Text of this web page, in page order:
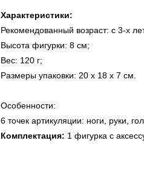
Характеристики:
Рекомендованный возраст: c 3-х
Высота фигурки: 8 см;
Вес: 120 г;
Размеры упаковки: 20 х 18 х 7 см.
Особенности:
6 точек артикуляции: ноги, руки,
Комплектация: 1 фигурка с